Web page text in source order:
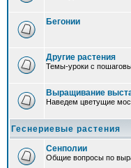
Бегонии
Другие растения
Темы-уроки с
Выращивание
Наведем цветущие
Геснериевые растения
Сенполии
Общие вопросы по